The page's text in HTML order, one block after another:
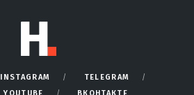
INSTAGRAM
TELEGRAM
YOUTUBE ВКОНТАКТЕ